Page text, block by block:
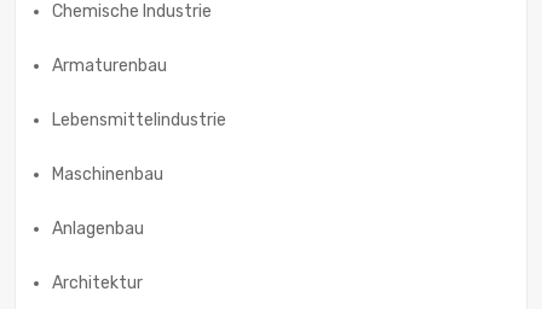
Chemische Industrie
Armaturenbau
Lebensmittelindustrie
Maschinenbau
Anlagenbau
Architektur